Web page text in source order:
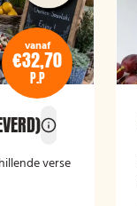
vanaf
€32,70
P.P
verse